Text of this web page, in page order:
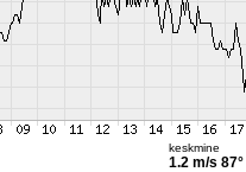
keskmine
1.2 m/s 87°